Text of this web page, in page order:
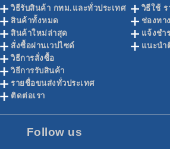
วิธีรับสินค้า กทม.และทั่วประเทศ
สินค้าทั้งหมด
สินค้าใหม่ล่าสุด
สั่งซื้อผ่านเวปไซด์
วิธีการสั่งซื้อ
วิธีการรับสินค้า
รายชื่อขนส่งทั่วประเทศ
ติดต่อเรา
วิธีใช้ ร
ช่องทา
แจ้งชำ
แนะนำ
Follow us